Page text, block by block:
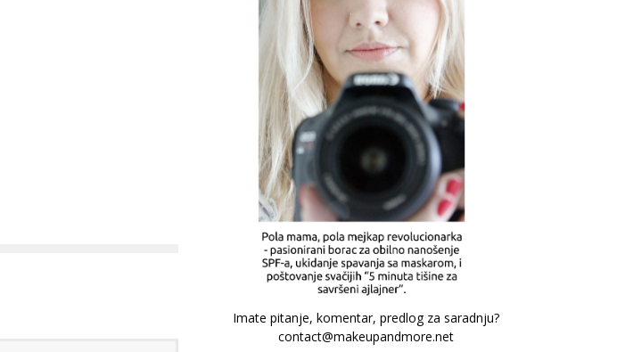
Imate pitanje, komentar, predlog za saradnju?
contact@makeupandmore.net